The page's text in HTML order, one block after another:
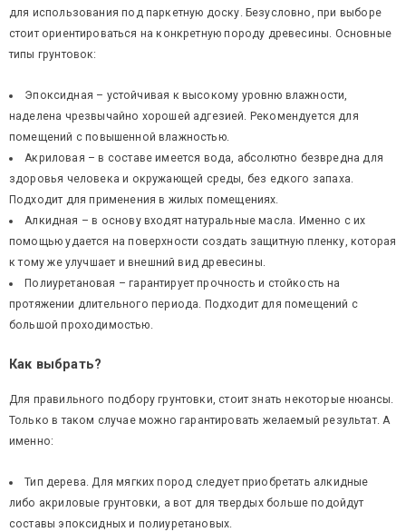
для использования под паркетную доску. Безусловно, при выборе
стоит ориентироваться на конкретную породу древесины. Основные
типы грунтовок:
Эпоксидная – устойчивая к высокому уровню влажности,
наделена чрезвычайно хорошей адгезией. Рекомендуется для
помещений с повышенной влажностью.
Акриловая – в составе имеется вода, абсолютно безвредна для
здоровья человека и окружающей среды, без едкого запаха.
Подходит для применения в жилых помещениях.
Алкидная – в основу входят натуральные масла. Именно с их
помощью удается на поверхности создать защитную пленку, которая
к тому же улучшает и внешний вид древесины.
Полиуретановая – гарантирует прочность и стойкость на
протяжении длительного периода. Подходит для помещений с
большой проходимостью.
Как выбрать?
Для правильного подбору грунтовки, стоит знать некоторые нюансы.
Только в таком случае можно гарантировать желаемый результат. А
именно:
Тип дерева. Для мягких пород следует приобретать алкидные
либо акриловые грунтовки, а вот для твердых больше подойдут
составы эпоксидных и полиуретановых.